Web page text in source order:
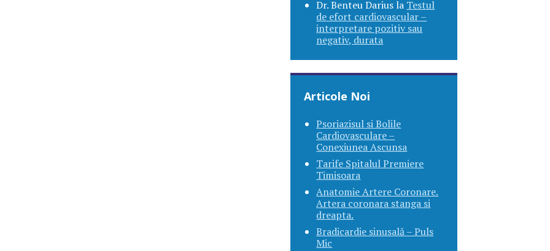
Dr. Benteu Darius la Testul
de efort cardiovascular –
interpretare pozitiv sau
negativ, durata
Articole Noi
Psoriazisul si Bolile
Cardiovasculare –
Conexiunea Ascunsa
Tarife Spitalul Premiere
Timisoara
Anatomie Artere Coronare.
Artera coronara stanga si
dreapta.
Bradicardie sinusală – Puls
Mic